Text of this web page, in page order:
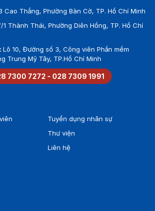
Cao Thắng, Phường Bàn Cờ, TP. Hồ Chí Minh
1 Thành Thái, Phường Diên Hồng, TP. Hồ Chí
Lô 10, Đường số 3, Công viên Phần mềm
Trung Mỹ Tây, TP.Hồ Chí Minh
7300 7272 - 028 7309 1991
Tuyển dụng nhân sự
Thư viện
Liên hệ